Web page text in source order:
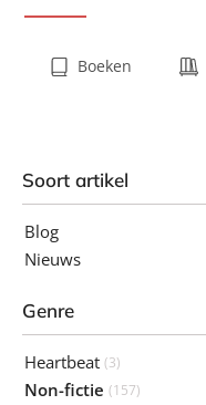
Boeken
Soort artikel
Blog
Nieuws
Genre
Heartbeat (3)
Non-fictie (157)